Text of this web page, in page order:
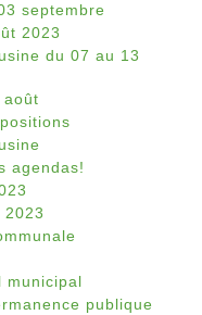
septembre
2023
du 07 au 13
agendas!
municipal
publique